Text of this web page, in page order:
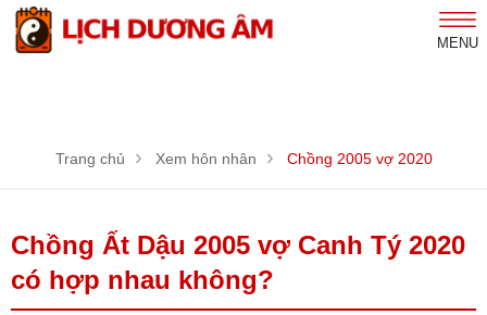
MENU
Trang chủ Xem hôn nhân Chồng 2005 vợ 2020
Chồng Ất Dậu 2005 vợ Canh Tý 2020
có hợp nhau không?